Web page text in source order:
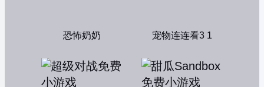
恐怖奶奶 宠物连连看3 1